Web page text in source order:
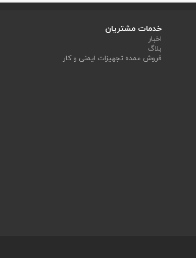
خدمات مشتریان
اخبار
بلاگ
فروش عمده تجهیزات ایمنی و کار